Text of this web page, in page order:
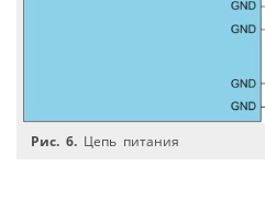
Рис. 6. Цепь питания